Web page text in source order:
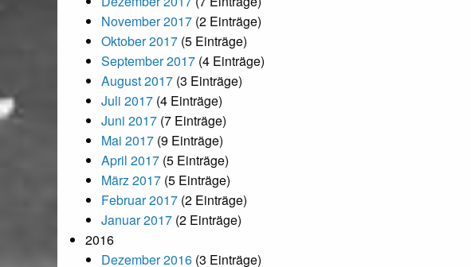
November 2017 (2 Einträge)
Oktober 2017 (5 Einträge)
September 2017 (4 Einträge)
August 2017 (3 Einträge)
Juli 2017 (4 Einträge)
Juni 2017 (7 Einträge)
Mai 2017 (9 Einträge)
April 2017 (5 Einträge)
März 2017 (5 Einträge)
Februar 2017 (2 Einträge)
Januar 2017 (2 Einträge)
2016
Dezember 2016 (3 Einträge)